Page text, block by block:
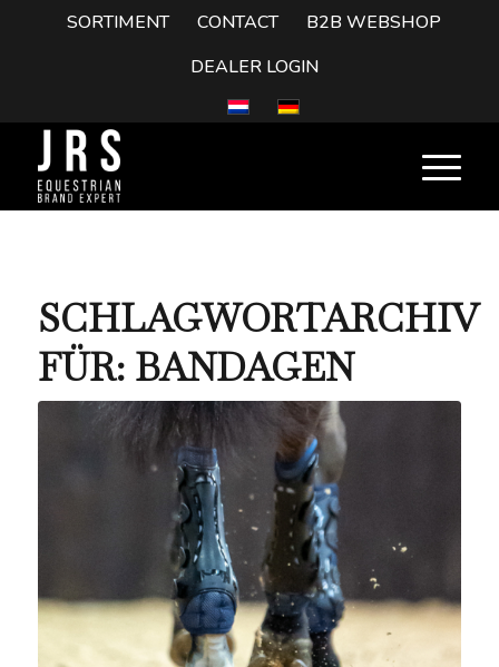
SORTIMENT CONTACT
B2B WEBSHOP
DEALER LOGIN
SCHLAGWORTARCHIV
FÜR: BANDAGEN